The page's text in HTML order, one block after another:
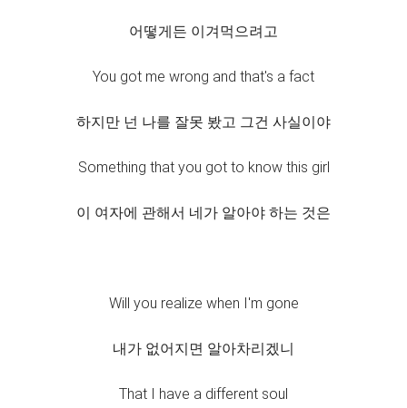
어떻게든 이겨먹으려고
You got me wrong and that's a fact
하지만 넌 나를 잘못 봤고 그건 사실이야
Something that you got to know this girl
이 여자에 관해서 네가 알아야 하는 것은
Will you realize when I'm gone
내가 없어지면 알아차리겠니
That I have a different soul